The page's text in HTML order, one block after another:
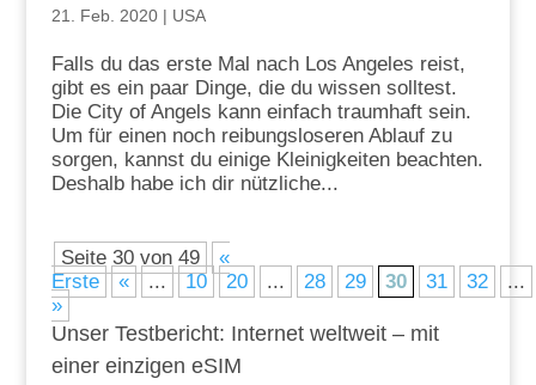
21. Feb. 2020| USA
Falls du das erste Mal nach Los Angeles reist,
gibt es ein paar Dinge, die du wissen solltest.
Die City of Angels kann einfach traumhaft sein.
Um für einen noch reibungsloseren Ablauf zu
sorgen, kannst du einige Kleinigkeiten beachten.
Deshalb habe ich dir nützliche...
Seite 30 von 49
«
Erste
« ... 10 20 ... 28 29 30 31 32
...
»
Unser Testbericht: Internet weltweit – mit
einer einzigen eSIM